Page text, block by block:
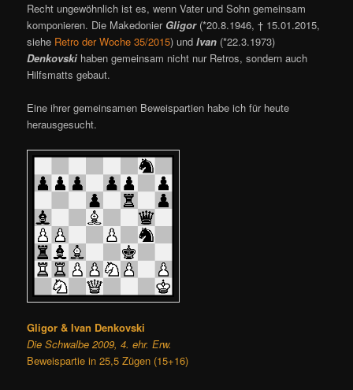
Recht ungewöhnlich ist es, wenn Vater und Sohn gemeinsam
komponieren. Die Makedonier Gligor(*20.8.1946, † 15.01.2015,
siehe Retro der Woche 35/2015) undIvan (*22.3.1973)
Denkovski haben gemeinsam nicht nur Retros, sondern auch
Hilfsmatts gebaut.
Eine ihrer gemeinsamen Beweispartien habe ich für heute
herausgesucht.
Gligor & Ivan Denkovski
Die Schwalbe 2009, 4. ehr. Erw.
Beweispartie in 25,5 Zügen (15+16)